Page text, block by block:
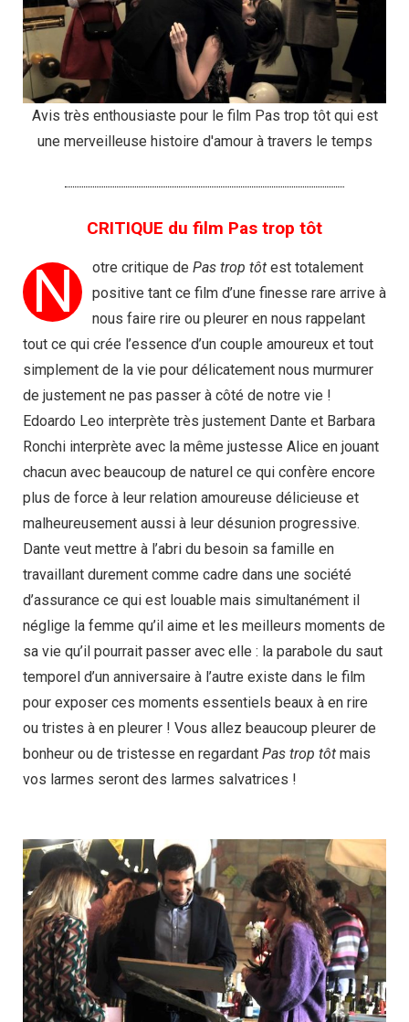
Avis très enthousiaste pour le film Pas trop tôt qui est
une merveilleuse histoire d'amour à travers le temps
CRITIQUE du film Pas trop tôt
N otre critique de Pas trop tôt est totalement
positive tant ce film d’une finesse rare arrive à
nous faire rire ou pleurer en nous rappelant
tout ce qui crée l’essence d’un couple amoureux et tout
simplement de la vie pour délicatement nous murmurer
de justement ne pas passer à côté de notre vie !
Edoardo Leo interprète très justement Dante et Barbara
Ronchi interprète avec la même justesse Alice en jouant
chacun avec beaucoup de naturel ce qui confère encore
plus de force à leur relation amoureuse délicieuse et
malheureusement aussi à leur désunion progressive.
Dante veut mettre à l’abri du besoin sa famille en
travaillant durement comme cadre dans une société
d’assurance ce qui est louable mais simultanément il
néglige la femme qu’il aime et les meilleurs moments de
sa vie qu’il pourrait passer avec elle : la parabole du saut
temporel d’un anniversaire à l’autre existe dans le film
pour exposer ces moments essentiels beaux à en rire
ou tristes à en pleurer ! Vous allez beaucoup pleurer de
bonheur ou de tristesse en regardant Pas trop tôt mais
vos larmes seront des larmes salvatrices !